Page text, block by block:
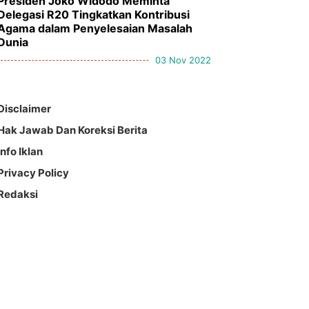
R20 Tingkatkan Kontribusi
dalam Penyelesaian Masalah
03 Nov 2022
Jawab Dan Koreksi Berita
Iklan
Policy